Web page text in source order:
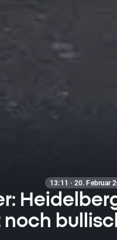
13:11 · 20. Februar
noch